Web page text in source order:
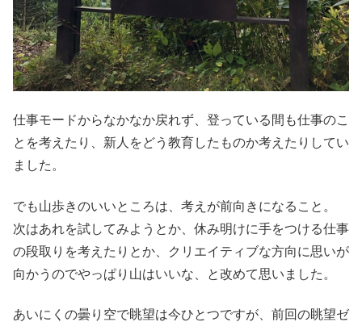
仕事モードからなかなか戻れず、登っている間も仕事のこ
とを考えたり、新人をどう教育したものか考えたりしてい
ました。
でも山歩きのいいところは、考えが前向きになること。
次はあれを試してみようとか、休み明けに手をつける仕事
の段取りを考えたりとか、クリエイティブな方向に思いが
向かうのでやっぱり山はいいな、と改めて思いました。
あいにくの曇り空で眺望は今ひとつですが、前回の眺望ゼ